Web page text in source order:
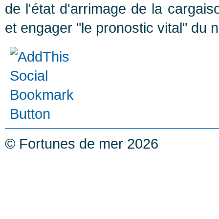
de l'état d'arrimage de la
et engager "le pronostic vital" du
© Fortunes de mer 2026